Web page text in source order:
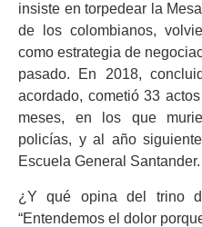
insiste en torpedear la
de los colombianos,
como estrategia de
pasado. En 2018,
acordado, cometió 33
meses, en los que
policías, y al año
Escuela General Santander.
¿Y qué opina del trino
“Entendemos el dolor